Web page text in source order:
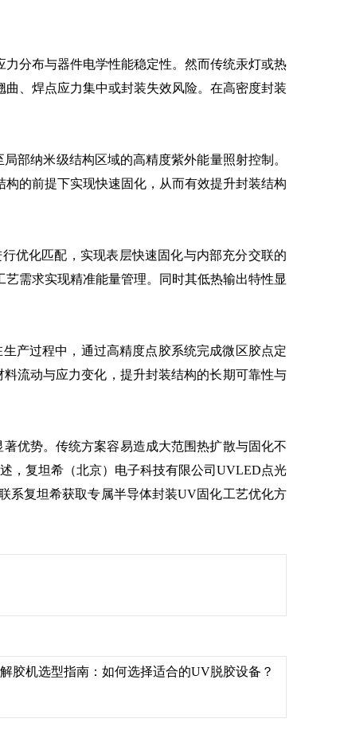
分布与器件电学性能稳定性。然而传统汞灯或热
、焊点应力集中或封装失效风险。在高密度封装
部纳米级结构区域的高精度紫外能量照射控制。
的前提下实现快速固化，从而有效提升封装结构
优化匹配，实现表层快速固化与内部充分交联的
需求实现精准能量管理。同时其低热输出特性显
产过程中，通过高精度点胶系统完成微区胶点定
流动与应力变化，提升封装结构的长期可靠性与
优势。传统方案容易造成大范围热扩散与固化不
，复坦希（北京）电子科技有限公司UVLED点光
系复坦希获取专属半导体封装UV固化工艺优化方
胶机选型指南：如何选择适合的UV脱胶设备？